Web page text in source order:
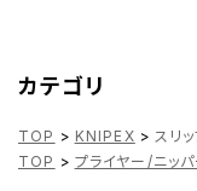
カテゴリ
TOP > KNIPEX > スリ
TOP > プライヤー/ニッパ